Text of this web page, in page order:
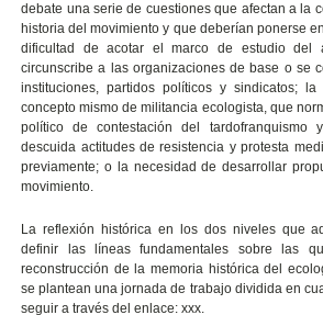
debate una serie de cuestiones que afectan a la
historia del movimiento y que deberían ponerse
dificultad de acotar el marco de estudio del
circunscribe a las organizaciones de base o se
instituciones, partidos políticos y sindicatos;
concepto mismo de militancia ecologista, que
político de contestación del tardofranquismo
descuida actitudes de resistencia y protesta
previamente; o la necesidad de desarrollar
movimiento.
La reflexión histórica en los dos niveles que
definir las líneas fundamentales sobre las
reconstrucción de la memoria histórica del
se plantean una jornada de trabajo dividida en
seguir a través del enlace: xxx.